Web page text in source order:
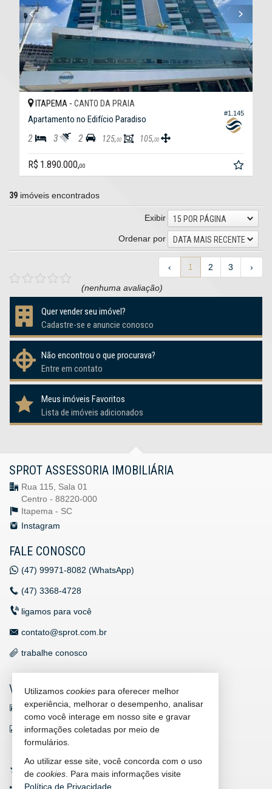
#1.145
ITAPEMA - CANTO DA PRAIA
Apartamento no Edifício Paradiso
2 3 2 125,00 105,00
R$ 1.890.000,00
39 imóveis encontrados
Exibir
15 POR PÁGINA
Ordenar por
DATA MAIS RECENTE
‹ 1 2 3 ›
(nenhuma avaliação)
Quer vender seu imóvel?
Cadastre-se e anuncie conosco
Não encontrou o que procurava?
Entre em contato
Meus imóveis Favoritos
Lista de imóveis adicionados
SPROT ASSESSORIA IMOBILIÁRIA
Rua 115, Sala 01
Centro - 88220-000
Itapema - SC
Instagram
FALE CONOSCO
(47) 99971-8082 (WhatsApp)
(47) 3368-4728
ligamos para você
contato@sprot.com.br
trabalhe conosco
VEJA MAIS
receba nosso newsletter
indicadores financeiros
imóveis favoritos
Utilizamos cookies para oferecer melhor
experiência, melhorar o desempenho, analisar
como você interage em nosso site e gravar
informações coletadas por meio de
formulários.
Ao utilizar esse site, você concorda com o uso
de cookies . Para mais informações visite
Política de Privacidade